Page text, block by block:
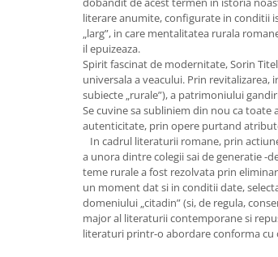
literare anumite, configurate in conditii
„larg”, in care mentalitatea rurala
il epuizeaza.
Spirit fascinat de modernitate, Sorin
universala a veacului. Prin
subiecte „rurale”), a patrimoniului
Se cuvine sa subliniem din nou ca toate
autenticitate, prin opere purtand
In cadrul literaturii romane, prin
a unora dintre colegii sai de generatie -
teme rurale a fost rezolvata prin
un moment dat si in conditii date,
domeniului „citadin” (si, de regula,
major al literaturii contemporane si
literaturi printr-o abordare conforma